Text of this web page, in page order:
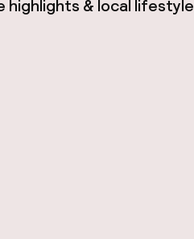
highlights & local lifestyle